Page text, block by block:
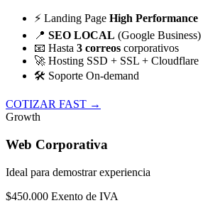
⚡ Landing Page High Performance
📍 SEO LOCAL (Google Business)
📧 Hasta 3 correos corporativos
🚀 Hosting SSD + SSL + Cloudflare
🛠️ Soporte On-demand
COTIZAR FAST →
Growth
Web Corporativa
Ideal para demostrar experiencia
$450.000 Exento de IVA